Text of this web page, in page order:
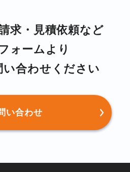
求・⾒積依頼など
ォームより
い合わせください
い合わせ